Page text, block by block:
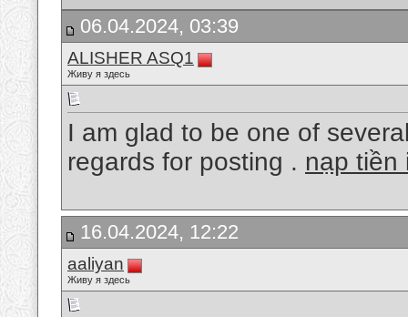
06.04.2024, 03:39
ALISHER ASQ1
Живу я здесь
I am glad to be one of
regards for posting . nạp tiền
16.04.2024, 12:22
aaliyan
Живу я здесь